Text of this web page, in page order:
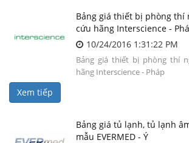
Bảng giá thiết bị phòng thí
cứu hãng Interscience -
10/24/2016 1:31:22 PM
Bảng giá thiết bị phòng thí
hãng Interscience - Pháp
Xem tiếp
Bảng giá tủ lạnh, tủ lạnh
mẫu EVERMED - Ý